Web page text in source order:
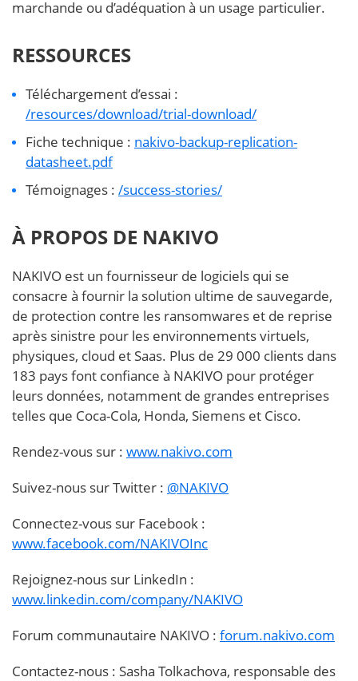
marchande ou d’adéquation à un usage particulier.
RESSOURCES
Téléchargement d’essai :
/resources/download/trial-download/
Fiche technique : nakivo-backup-replication-
datasheet.pdf
Témoignages : /success-stories/
À PROPOS DE NAKIVO
NAKIVO est un fournisseur de logiciels qui se
consacre à fournir la solution ultime de sauvegarde,
de protection contre les ransomwares et de reprise
après sinistre pour les environnements virtuels,
physiques, cloud et Saas. Plus de 29 000 clients dans
183 pays font confiance à NAKIVO pour protéger
leurs données, notamment de grandes entreprises
telles que Coca-Cola, Honda, Siemens et Cisco.
Rendez-vous sur : www.nakivo.com
Suivez-nous sur Twitter : @NAKIVO
Connectez-vous sur Facebook :
www.facebook.com/NAKIVOInc
Rejoignez-nous sur LinkedIn :
www.linkedin.com/company/NAKIVO
Forum communautaire NAKIVO : forum.nakivo.com
Contactez-nous : Sasha Tolkachova, responsable des